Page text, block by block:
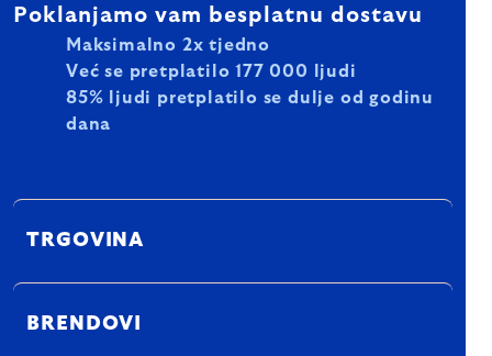
Poklanjamo vam besplatnu dostavu
Maksimalno 2x tjedno
Već se pretplatilo 177 000 ljudi
85% ljudi pretplatilo se dulje od godinu
dana
TRGOVINA
BRENDOVI